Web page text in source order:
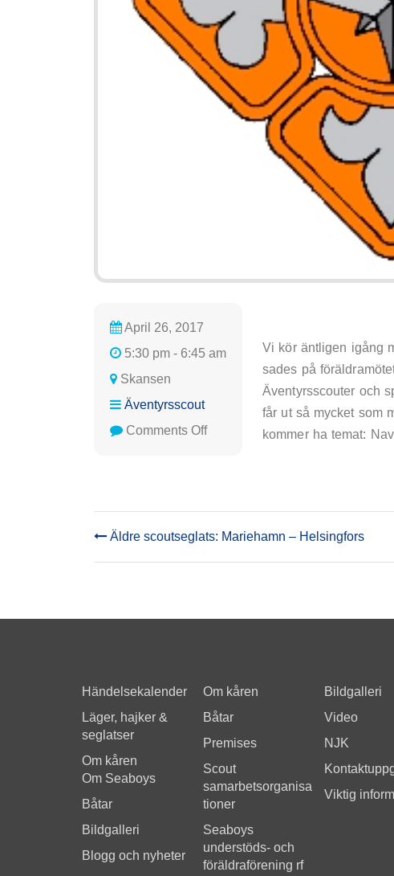
April 26, 2017
5:30 pm - 6:45 am
Skansen
Äventyrsscout
Comments Offon
Vi kör äntligen igång
sades på
Äventyrsscouter och
får ut så mycket som
kommer ha temat:
POST
Äldre scoutseglats: Mariehamn – Helsingfors
Händelsekalender
Läger, hajker &
seglatser
Om kåren
Om Seaboys
Båtar
Bildgalleri
Blogg och nyheter
Om kåren
Båtar
Premises
Scout
samarbetsorganisa
tioner
Seaboys
understöds- och
föräldraförening rf
Bildgalleri
Video
NJK
Viktig